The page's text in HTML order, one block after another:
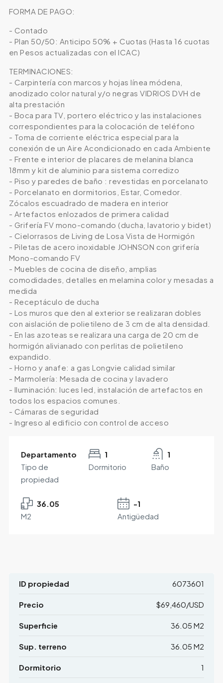
FORMA DE PAGO:
- Contado
- Plan 50/50: Anticipo 50% + Cuotas (Hasta 16 cuotas
en Pesos actualizadas con el ICAC)
TERMINACIONES:
- Carpintería con marcos y hojas línea módena,
anodizado color natural y/o negras VIDRIOS DVH de
alta prestación
- Boca para TV, portero eléctrico y las instalaciones
correspondientes para la colocación de teléfono
- Toma de corriente eléctrica especial para la
conexión de un Aire Acondicionado en cada Ambiente
- Frente e interior de placares de melanina blanca
18mm y kit de aluminio para sistema corredizo
- Piso y paredes de baño : revestidas en porcelanato
- Porcelanato en dormitorios, Estar, Comedor.
Zócalos escuadrado de madera en interior
- Artefactos enlozados de primera calidad
- Grifería FV mono-comando (ducha, lavatorio y bidet)
- Cielorrasos de Living de Losa Vista de Hormigón
- Piletas de acero inoxidable JOHNSON con grifería
Mono-comando FV
- Muebles de cocina de diseño, amplias
comodidades, detalles en melamina color y mesadas a
medida
- Receptáculo de ducha
- Los muros que den al exterior se realizaran dobles
con aislación de polietileno de 3 cm de alta densidad.
- En las azoteas se realizara una carga de 20 cm de
hormigón alivianado con perlitas de polietileno
expandido.
- Horno y anafe: a gas Longvie calidad similar
- Marmolería: Mesada de cocina y lavadero
- Iluminación: luces led, instalación de artefactos en
todos los espacios comunes.
- Cámaras de seguridad
- Ingreso al edificio con control de acceso
Departamento
Tipo de
propiedad
1
Dormitorio
1
Baño
36.05
M2
-1
Antigüedad
ID propiedad 6073601
Precio $69,460/USD
Superficie 36.05 M2
Sup. terreno 36.05 M2
Dormitorio 1